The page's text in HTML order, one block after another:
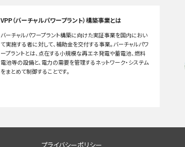
VPP（バーチャルパワープラント）構築事業とは
バーチャルパワープラント構築に向けた実証事業を国内におい
て実施する者に対して、補助金を交付する事業。バーチャルパワ
ープラントとは、点在する小規模な再エネ発電や蓄電池、燃料
電池等の設備と、電力の需要を管理するネットワーク・システム
をまとめて制御することです。
プライバシーポリシー